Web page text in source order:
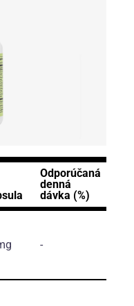
Odporúčaná
denná
dávka (%)
-